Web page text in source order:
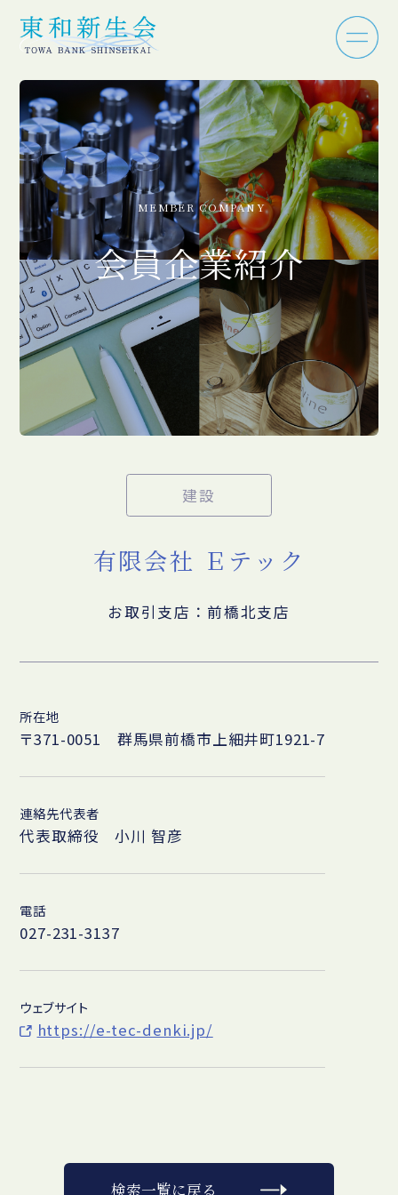
MEMBER COMPANY
会員企業紹介
建設
有限会社 Ｅテック
お取引支店：前橋北支店
所在地
〒371-0051 群馬県前橋市上細井町1921-7
連絡先代表者
代表取締役 小川 智彦
電話
027-231-3137
ウェブサイト
https://e-tec-denki.jp/
検索一覧に戻る